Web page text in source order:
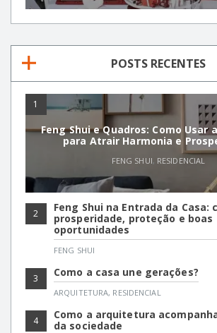
POSTS RECENTES
1
Feng Shui e Quadros: Como Usar
para Atrair Harmonia e
FENG SHUI, RESIDENCIAL
2
Feng Shui na Entrada da Casa:
prosperidade, proteção e boas
oportunidades
FENG SHUI
3 Como a casa une gerações?
ARQUITETURA, RESIDENCIAL
4
Como a arquitetura
da sociedade